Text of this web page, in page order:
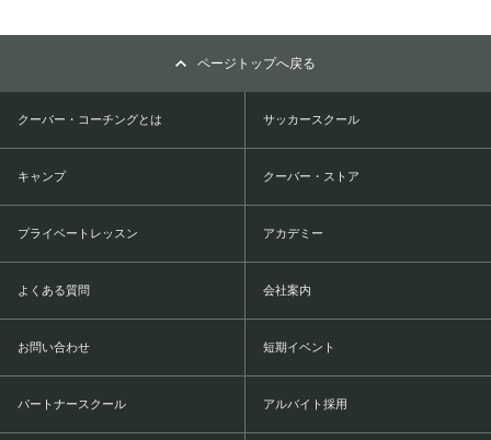
ページトップへ戻る
クーバー・コーチングとは サッカースクール
キャンプ クーバー・ストア
プライベートレッスン アカデミー
よくある質問 会社案内
お問い合わせ 短期イベント
パートナースクール アルバイト採用